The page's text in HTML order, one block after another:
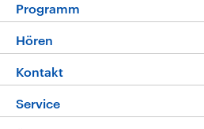
Programm
Programm
Die Nachrichten
Nachrichtenleicht
Hören
Livestream
Podcasts
Kontakt
Hörerservice
Service